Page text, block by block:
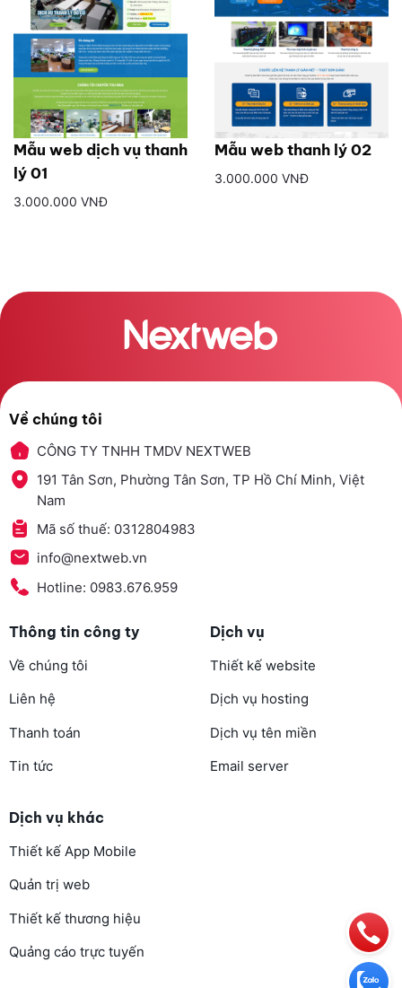
Mẫu web dịch vụ thanh
lý 01
3.000.000 VNĐ
Mẫu web thanh lý 02
3.000.000 VNĐ
Về chúng tôi
CÔNG TY TNHH TMDV NEXTWEB
191 Tân Sơn, Phường Tân Sơn, TP Hồ Chí Minh, Việt
Nam
Mã số thuế: 0312804983
info@nextweb.vn
Hotline: 0983.676.959
Thông tin công ty
Về chúng tôi
Liên hệ
Thanh toán
Tin tức
Dịch vụ
Thiết kế website
Dịch vụ hosting
Dịch vụ tên miền
Email server
Dịch vụ khác
Thiết kế App Mobile
Quản trị web
Thiết kế thương hiệu
Quảng cáo trực tuyến